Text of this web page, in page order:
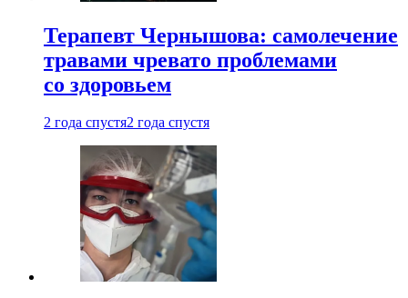
Терапевт Чернышова: самолечение
травами чревато проблемами
со здоровьем
2 года спустя2 года спустя